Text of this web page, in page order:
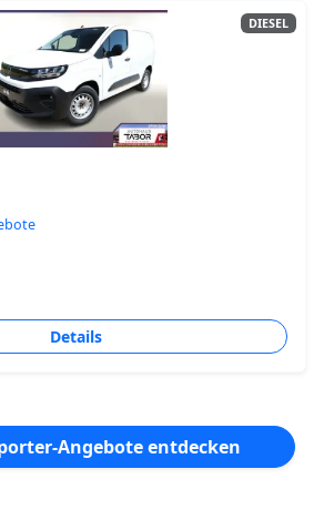
DIESEL
Details
Angebote entdecken